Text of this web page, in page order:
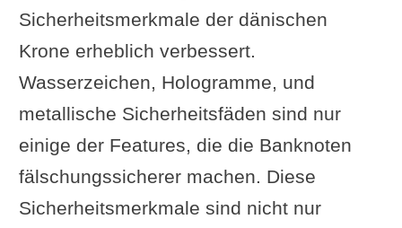
Sicherheitsmerkmale der dänischen
Krone erheblich verbessert.
Wasserzeichen, Hologramme, und
metallische Sicherheitsfäden sind nur
einige der Features, die die Banknoten
fälschungssicherer machen. Diese
Sicherheitsmerkmale sind nicht nur